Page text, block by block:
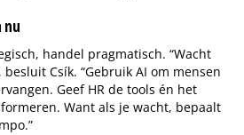
nu
handel pragmatisch. “Wacht
Csík. “Gebruik AI om mensen
Geef HR de tools én het
Want als je wacht, bepaalt